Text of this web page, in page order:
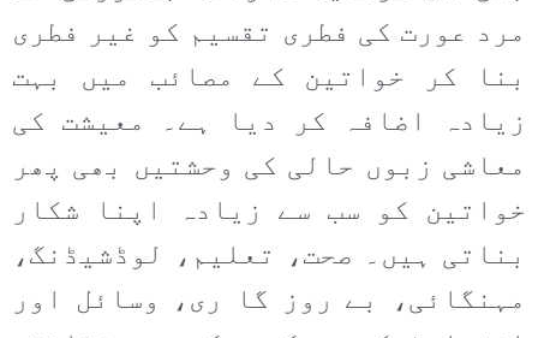
مرد عورت کی فطری تقسیم کو غیر فطری
بنا کر خواتین کے مصائب میں بہت
زیادہ اضافہ کر دیا ہے۔ معیشت کی
معاشی زبوں حالی کی وحشتیں بھی پھر
خواتین کو سب سے زیادہ اپنا شکار
بناتی ہیں۔ صحت، تعلیم، لوڈشیڈنگ،
مہنگائی، بے روز گا ری، وسائل اور